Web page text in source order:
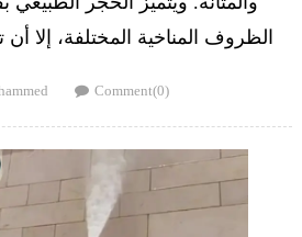
الظروف المناخية المختلفة، إلا
Comment(0)